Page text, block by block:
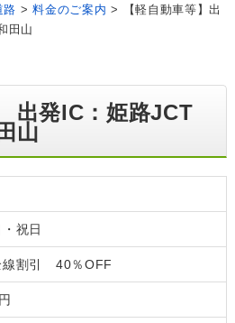
路 >料金のご案内 >
【軽自動車等】出
田山
出発IC：姫路JCT
山
祝日
線割引 40％OFF